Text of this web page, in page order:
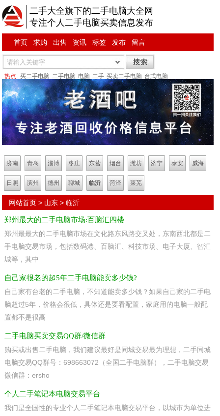
二手大全旗下的二手电脑大全网
专注个人二手电脑买卖信息发布
首页 求购 出售 资讯 标签 发布 留言
热点: 买二手电脑 二手电脑 电脑 二手 买卖二手电脑 台式电脑
济南 青岛 淄博 枣庄 东营 烟台 潍坊 济宁 泰安 威海
日照 滨州 德州 聊城 临沂 菏泽 莱芜
网站首页 > 山东 >临沂
郑州最大的二手电脑市场:百脑汇四楼
郑州最最大的二手电脑市场在文化路东风路交叉处，东南西北都是二
手电脑交易市场，包括数码港、百脑汇、科技市场、电子大厦、智汇
城等，其中
自己家很老的超5年二手电脑能卖多少钱?
自己家有台老的二手电脑，不知道能卖多少钱？如果自己家的二手电
脑超过5年，价格会很低，具体还是要看配置，家庭用的电脑一般配
置都不是很高
二手电脑买卖交易QQ群/微信群
购买或出售二手电脑，我们建议最好是同城交易最为理想，二手同城
电脑交易QQ群号：698663072（全国二手电脑群），二手电脑交易
微信群：ersho
个人二手笔记本电脑交易平台
我们是全国性的专业个人二手笔记本电脑交易平台，以城市为单位进